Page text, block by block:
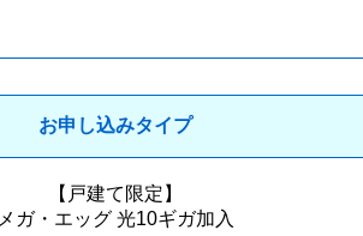
お申し込みタイプ
【戸建て限定】
メガ・エッグ 光10ギガ加入